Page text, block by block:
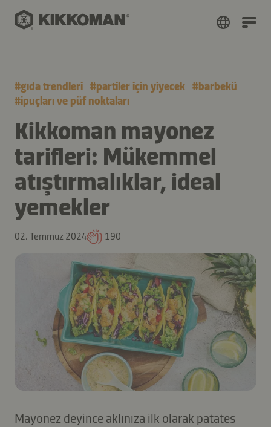
#gıda trendleri #partiler için yiyecek #barbekü
#i̇puçları ve püf noktaları
Kikkoman mayonez
tarifleri: Mükemmel
atıştırmalıklar, ideal
yemekler
02. Temmuz 2024 190
Mayonez deyince aklınıza ilk olarak patates